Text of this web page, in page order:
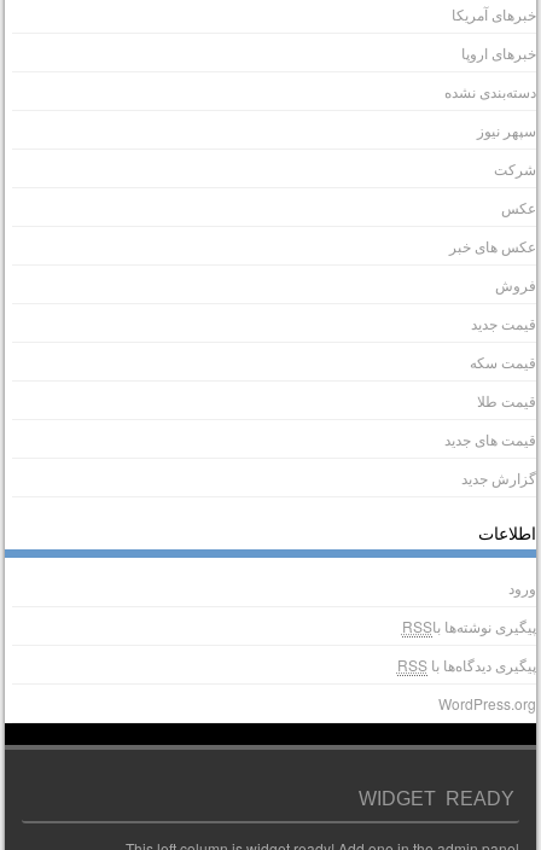
آمریکا
اروپا
نشده
نیوز
های خبر
جدید
سکه
طلا
های جدید
جدید
نوشته‌ها باRSS
دیدگاه‌ها باRSS
WIDGET READY